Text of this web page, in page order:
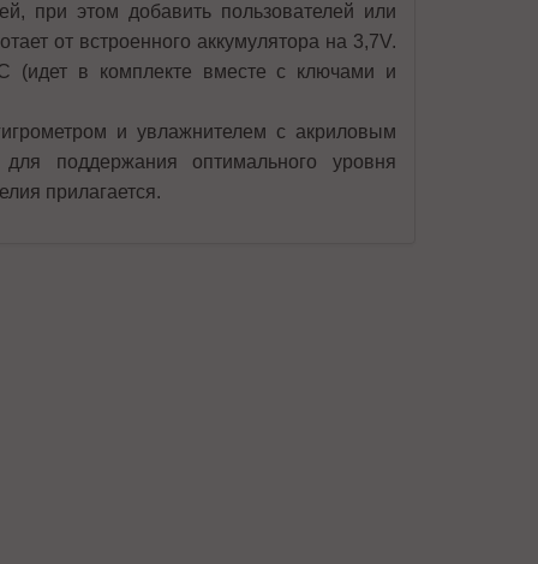
при этом добавить пользователей или
от встроенного аккумулятора на 3,7V.
(идет в комплекте вместе с ключами и
и увлажнителем с акриловым
поддержания оптимального уровня
прилагается.